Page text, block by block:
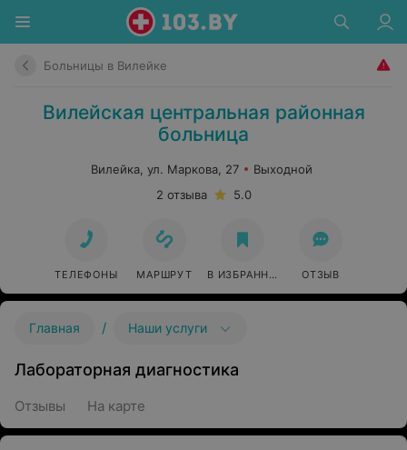
Больницы в Вилейке
Вилейская центральная районная
больница
Вилейка, ул. Маркова, 27
Выходной
2 отзыва
5.0
ТЕЛЕФОНЫ МАРШРУТ В ИЗБРАННОЕ ОТЗЫВ
Главная / Наши услуги
Лабораторная диагностика
Отзывы На карте